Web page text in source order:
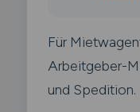
Für
Arbeitgeber-
und Spedition.